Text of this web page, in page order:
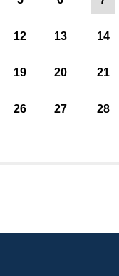
12 13 14
19 20 21
26 27 28